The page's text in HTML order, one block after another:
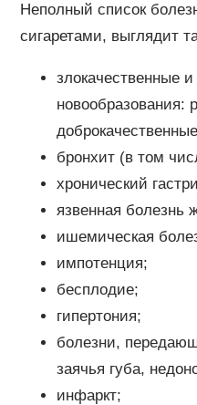
Неполный список
сигаретами, выглядит
злокачественные
новообразования:
бронхит (в том
хронический
язвенная болезнь
ишемическая
импотенция;
бесплодие;
гипертония;
болезни,
заячья губа,
инфаркт;